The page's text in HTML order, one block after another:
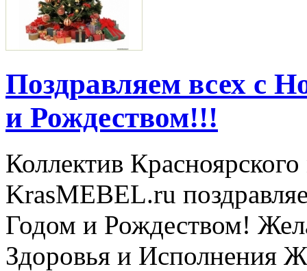
Поздравляем всех с
и Рождеством!!!
Коллектив
KrasMEBEL.ru
Годом и Рождеством!
Здоровья и Исполнения